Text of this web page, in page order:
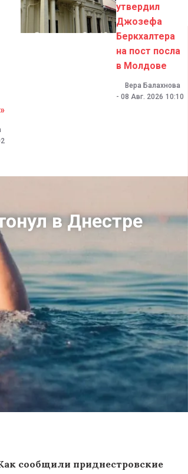
утвердил
Джозефа
Беркхалтера
на пост посла
в Молдове
Вера Балахнова
- 08 Авг. 2026 10:10
в Днестре
сообщили приднестровские